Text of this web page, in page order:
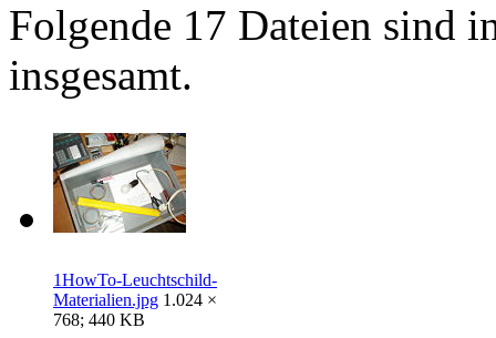
Folgende 17 Dateien sind
insgesamt.
1HowTo-Leuchtschild-
Materialien.jpg 1.024 ×
768; 440 KB